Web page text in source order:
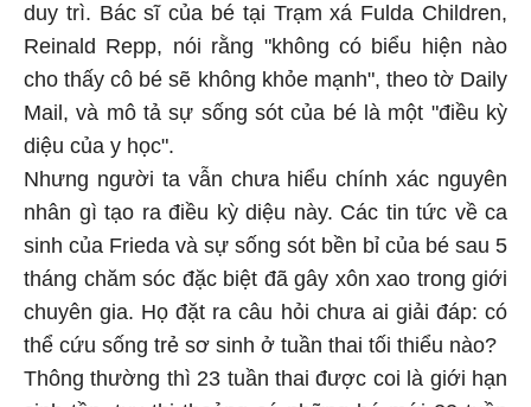
duy trì. Bác sĩ của bé tại Trạm xá Fulda Children,
Reinald Repp, nói rằng "không có biểu hiện nào
cho thấy cô bé sẽ không khỏe mạnh", theo tờ Daily
Mail, và mô tả sự sống sót của bé là một "điều kỳ
diệu của y học".
Nhưng người ta vẫn chưa hiểu chính xác nguyên
nhân gì tạo ra điều kỳ diệu này. Các tin tức về ca
sinh của Frieda và sự sống sót bền bỉ của bé sau 5
tháng chăm sóc đặc biệt đã gây xôn xao trong giới
chuyên gia. Họ đặt ra câu hỏi chưa ai giải đáp: có
thể cứu sống trẻ sơ sinh ở tuần thai tối thiểu nào?
Thông thường thì 23 tuần thai được coi là giới hạn